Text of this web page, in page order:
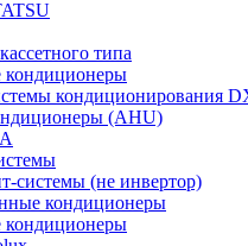
типа
кондиционирования
(AHU)
системы (не инвертор)
кондиционеры